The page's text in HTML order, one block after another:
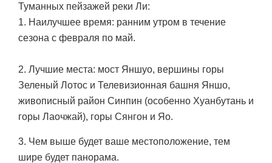
Туманных пейзажей реки Ли:
1. Наилучшее время: ранним утром в течение
сезона с февраля по май.
2. Лучшие места: мост Яншуо, вершины горы
Зеленый Лотос и Телевизионная башня Яншо,
живописный район Синпин (особенно Хуанбутань и
горы Лаочжай), горы Сянгон и Яо.
3. Чем выше будет ваше местоположение, тем
шире будет панорама.